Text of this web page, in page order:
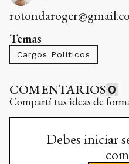
Temas
Cargos Políticos
COMENTARIOS 0
Compartí tus ideas de
Debes iniciar